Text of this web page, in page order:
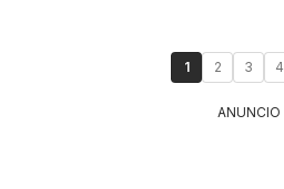
1 2 3 4
ANUNCIO